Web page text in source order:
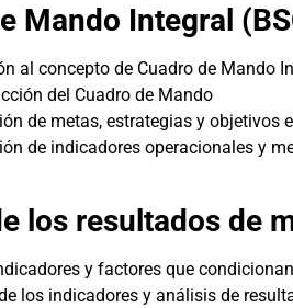
Mando Integral
al concepto de Cuadro de Mando
del Cuadro de Mando
de metas, estrategias y objetivos
de indicadores operacionales y
los resultados de
y factores que
los indicadores y análisis de